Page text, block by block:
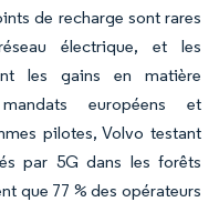
de recharge sont rares
électrique, et les
les gains en matière
européens et
pilotes, Volvo testant
par 5G dans les forêts
que 77 % des opérateurs